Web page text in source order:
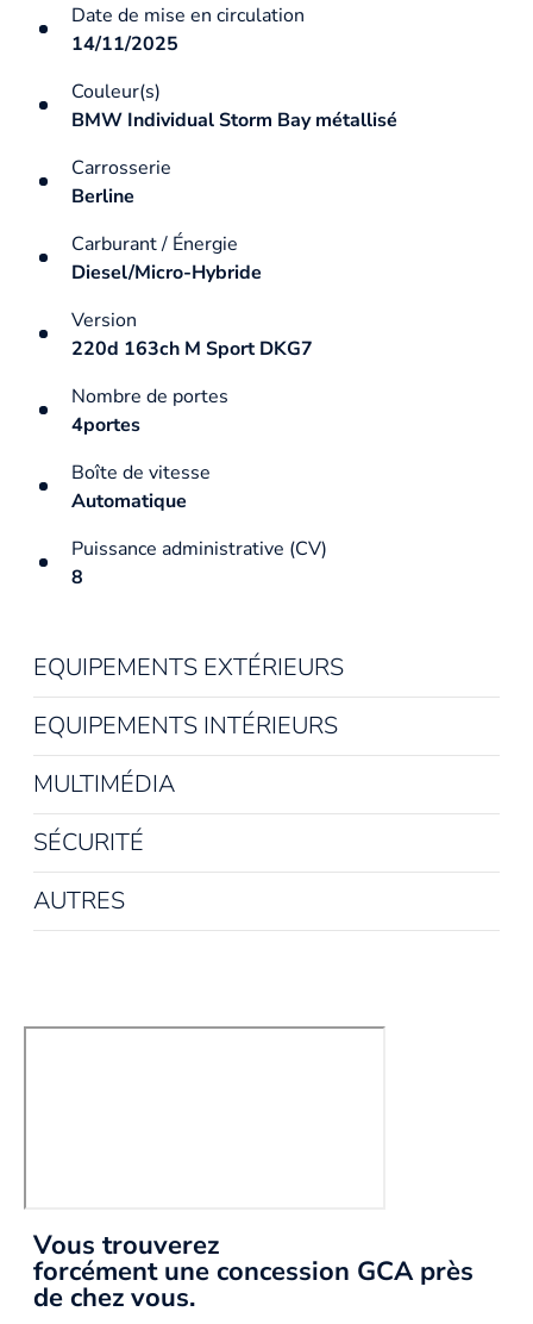
Date de mise en circulation
14/11/2025
Couleur(s)
BMW Individual Storm Bay métallisé
Carrosserie
Berline
Carburant / Énergie
Diesel/Micro-Hybride
Version
220d 163ch M Sport DKG7
Nombre de portes
4portes
Boîte de vitesse
Automatique
Puissance administrative (CV)
8
EQUIPEMENTS EXTÉRIEURS
EQUIPEMENTS INTÉRIEURS
MULTIMÉDIA
SÉCURITÉ
AUTRES
Vous trouverez
forcément une concession GCA près
de chez vous.